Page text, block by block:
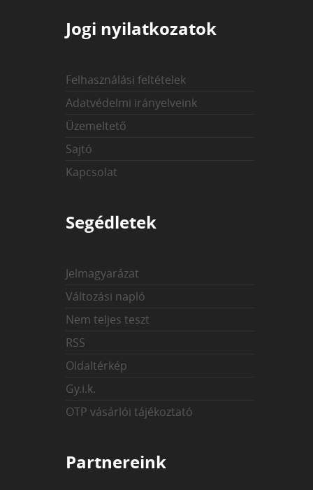
Jogi nyilatkozatok
Felhasználási feltételek
Adatvédelmi irányelveink
Üzemeltető
Sajtó
Kapcsolat
Segédletek
Jelmagyarázat
Változási napló
Nem teljes teszt
RSS
Oldaltérkép
Gy.i.k.
OTP vásárlói tájékoztató
Partnereink